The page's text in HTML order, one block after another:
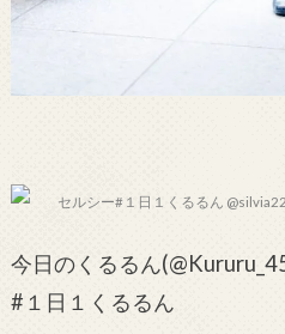
セルシー#１日１くるるん
今日のくるるん
#１日１くるるん